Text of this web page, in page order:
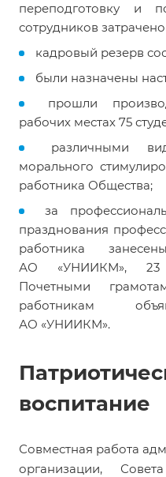
переподготовку и
сотрудников
кадровый резерв
были назначены
прошли
рабочих местах 75
различными
морального
работника Общества;
за
празднования
работника
АО «УНИИКМ», 23
Почетными
работникам
АО «УНИИКМ».
воспитание
Совместная работа
организации,